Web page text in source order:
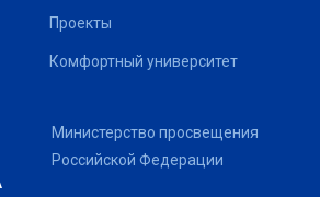
Проекты
Комфортный университет
Министерство просвещения
Российской Федерации